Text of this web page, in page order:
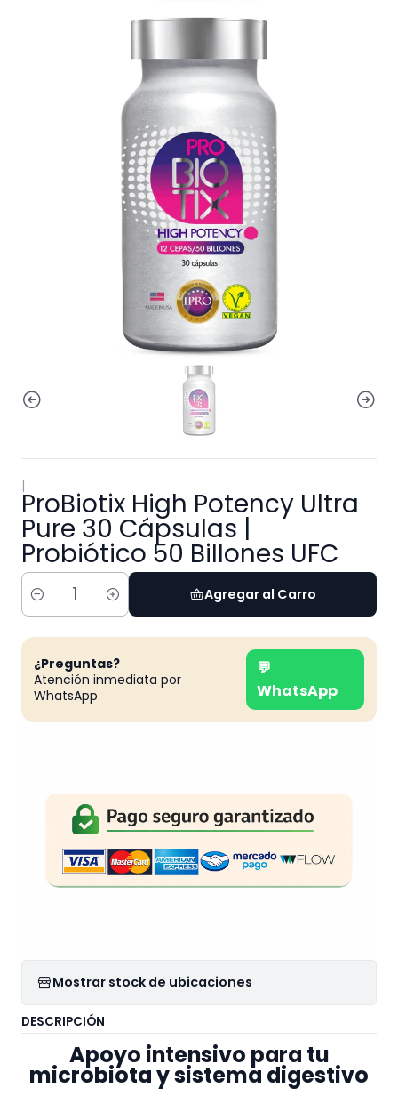
|
ProBiotix High Potency Ultra
Pure 30 Cápsulas |
Probiótico 50 Billones UFC
Cantidad
Agregar al Carro
¿Preguntas?
Atención inmediata por
WhatsApp
💬
WhatsApp
Mostrar stock de ubicaciones
DESCRIPCIÓN
Apoyo intensivo para tu
microbiota y sistema digestivo